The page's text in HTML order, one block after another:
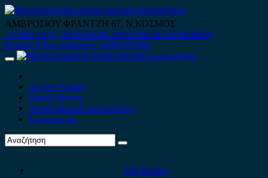
Skip
to
content
ΑΜΒΡΟΣΙΟΥ ΦΡΑΝΤΖΗ 67, Ν.ΚΟΣΜΟΣ
210 9012444 210 9239148 210 9238158 210 9026839
Κινητό-Viber-whatsapp : 6980507900
Primary
Αρχική Σελίδα
Ποιοί είμαστε
Ανταλλακτικά Αυτοκινήτων
Επικοινωνία
Alfa Romeo